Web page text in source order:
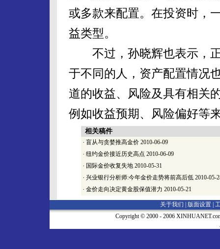
或多款来配置。在投资时，
益类型。
不过，孙晓辉也表示，正
于不同的人，资产配置情况
道的收益、风险及具有相关
例如收益预期、风险偏好等
相关稿件
· 盲从与贪婪推高金价 2010-06-09
· 纽约金价接近历史高点 2010-06-09
· 国际金价收复失地 2010-05-31
· 兴业银行分析师:今年金价走势将前高后低 2010-05-
· 金价走向决定黄金股保值潜力 2010-05-21
关于我们 | 版面设置
Copyright © 2000 - 2006